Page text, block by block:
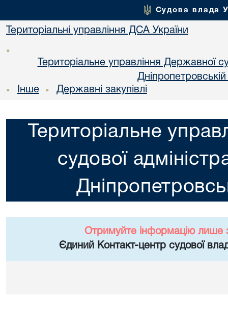
Судова влада
Територіальні управління ДСА України
•
Територіальне управління Державної
• Інше • Державні закупівлі
Територіальне
судової
Отримуйте інформацію лише
Єдиний Контакт-центр судової